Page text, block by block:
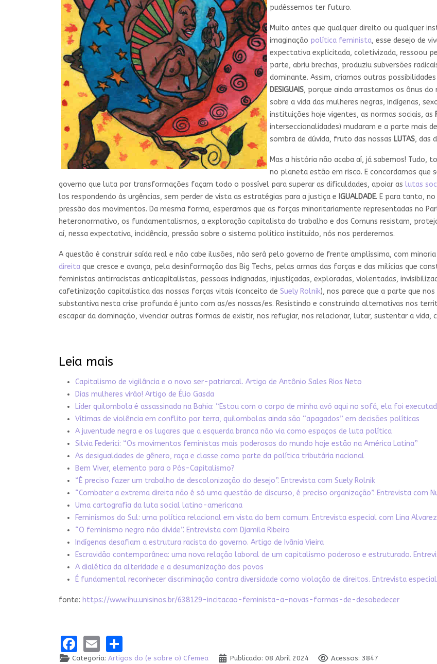
pudéssemos ter futuro.
Muito antes que qualquer direito ou qualquer
imaginação política feminista, esse desejo de
expectativa explicitada, coletivizada, ressoou
parte, abriu brechas, produziu subversões
dominante. Assim, criamos outras
DESIGUAIS, porque ainda arrastamos os ônus do
sobre a vida das mulheres negras, indígenas,
instituições hoje vigentes, as normas sociais, as
interseccionalidades) mudaram e a parte mais
sombra de dúvida, fruto das nossas LUTAS, das
Mas a história não acaba aí, já sabemos!
no planeta estão em risco. E concordamos que
governo que luta por transformações façam todo o possível para superar as dificuldades, apoiar as lutas
los respondendo às urgências, sem perder de vista as estratégias para a justiça e IGUALDADE. E para tanto,
pressão dos movimentos. Da mesma forma, esperamos que as forças minoritariamente representadas no
heteronormativo, os fundamentalismos, a exploração capitalista do trabalho e dos Comuns resistam,
aí, nessa expectativa, incidência, pressão sobre o sistema político instituído, nós nos perderemos.
A questão é construir saída real e não cabe ilusões, não será pelo governo de frente amplíssima, com
direita que cresce e avança, pela desinformação das Big Techs, pelas armas das forças e das milícias que
feministas antirracistas anticapitalistas, pessoas indignadas, injustiçadas, exploradas, violentadas,
cafetinização capitalística das nossas forças vitais (conceito de Suely Rolnik), nos parece que a parte que
substantiva nesta crise profunda é junto com as/es nossas/es. Resistindo e construindo alternativas nos
escapar da dominação, vivenciar outras formas de existir, nos refugiar, nos relacionar, lutar, sustentar a vida,
Leia mais
Capitalismo de vigilância e o novo ser-patriarcal. Artigo de Antônio Sales Rios Neto
Dias mulheres virão! Artigo de Élio Gasda
Líder quilombola é assassinada na Bahia: “Estou com o corpo de minha avó aqui no sofá, ela foi
Vítimas de violência em conflito por terra, quilombolas ainda são “apagados” em decisões políticas
A juventude negra e os lugares que a esquerda branca não via como espaços de luta política
Silvia Federici: “Os movimentos feministas mais poderosos do mundo hoje estão na América Latina”
As desigualdades de gênero, raça e classe como parte da política tributária nacional
Bem Viver, elemento para o Pós-Capitalismo?
“É preciso fazer um trabalho de descolonização do desejo”. Entrevista com Suely Rolnik
“Combater a extrema direita não é só uma questão de discurso, é preciso organização”. Entrevista com
Uma cartografia da luta social latino-americana
Feminismos do Sul: uma política relacional em vista do bem comum. Entrevista especial com Lina
“O feminismo negro não divide”. Entrevista com Djamila Ribeiro
Indígenas desafiam a estrutura racista do governo. Artigo de Ivânia Vieira
Escravidão contemporânea: uma nova relação laboral de um capitalismo poderoso e estruturado.
A dialética da alteridade e a desumanização dos povos
É fundamental reconhecer discriminação contra diversidade como violação de direitos. Entrevista
fonte: https://www.ihu.unisinos.br/638129-incitacao-feminista-a-novas-formas-de-desobedecer
Facebook
Email
Categoria:Artigos do (e sobre o) Cfemea Publicado: 08 Abril 2024 Acessos: 3847